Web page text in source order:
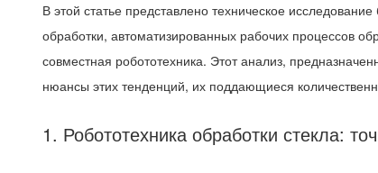
В этой статье представлено техническое
обработки, автоматизированных рабочих процессов
совместная робототехника. Этот анализ,
нюансы этих тенденций, их поддающиеся
1. Робототехника обработки стекла: